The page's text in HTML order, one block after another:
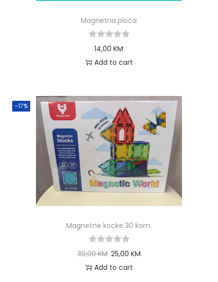
Magnetna ploča
14,00KM
Add to cart
-17%
Magnetne kocke 30 kom.
30,00KM 25,00 KM
Add to cart